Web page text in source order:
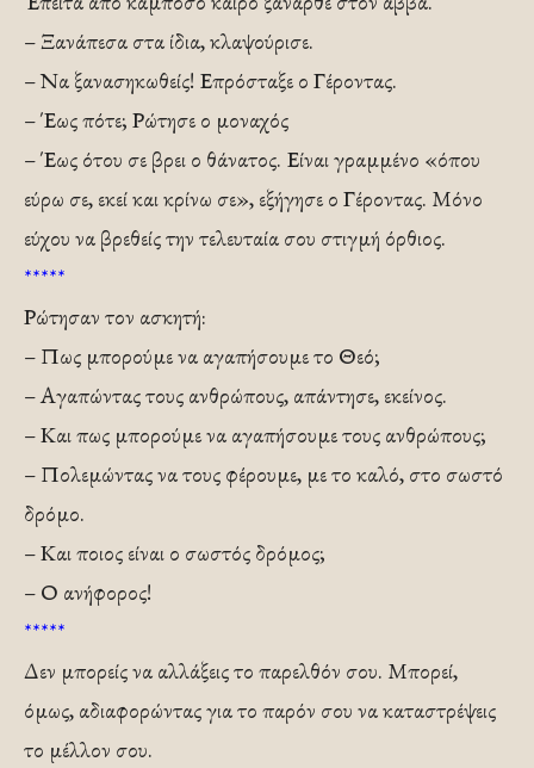
– Ξανάπεσα στα ίδια, κλαψούρισε.
– Να ξανασηκωθείς! Επρόσταξε ο Γέροντας.
– Έως πότε; Ρώτησε ο μοναχός
– Έως ότου σε βρει ο θάνατος. Είναι γραμμένο «όπου
εύρω σε, εκεί και κρίνω σε», εξήγησε ο Γέροντας. Μόνο
εύχου να βρεθείς την τελευταία σου στιγμή όρθιος.
*****
Ρώτησαν τον ασκητή:
– Πως μπορούμε να αγαπήσουμε το Θεό;
– Αγαπώντας τους ανθρώπους, απάντησε, εκείνος.
– Και πως μπορούμε να αγαπήσουμε τους ανθρώπους;
– Πολεμώντας να τους φέρουμε, με το καλό, στο σωστό
δρόμο.
– Και ποιος είναι ο σωστός δρόμος;
– Ο ανήφορος!
*****
Δεν μπορείς να αλλάξεις το παρελθόν σου. Μπορεί,
όμως, αδιαφορώντας για το παρόν σου να καταστρέψεις
το μέλλον σου.